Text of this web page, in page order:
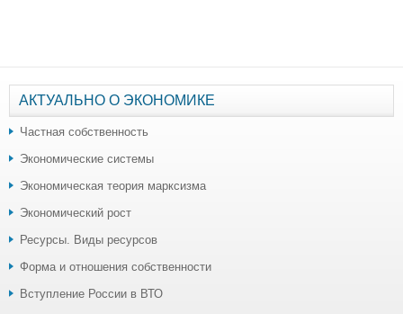
АКТУАЛЬНО О ЭКОНОМИКЕ
Частная собственность
Экономические системы
Экономическая теория марксизма
Экономический рост
Ресурсы. Виды ресурсов
Форма и отношения собственности
Вступление России в ВТО